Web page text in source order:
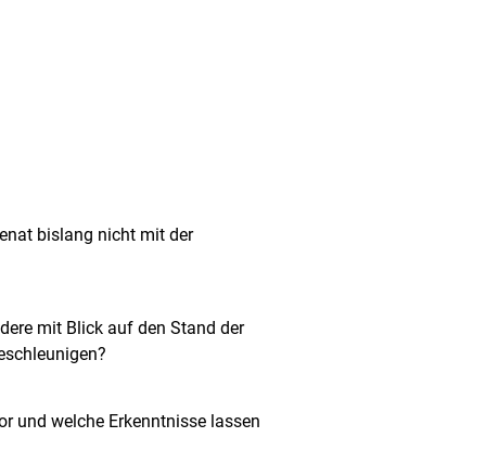
bislang nicht mit der
mit Blick auf den Stand der
und welche Erkenntnisse lassen